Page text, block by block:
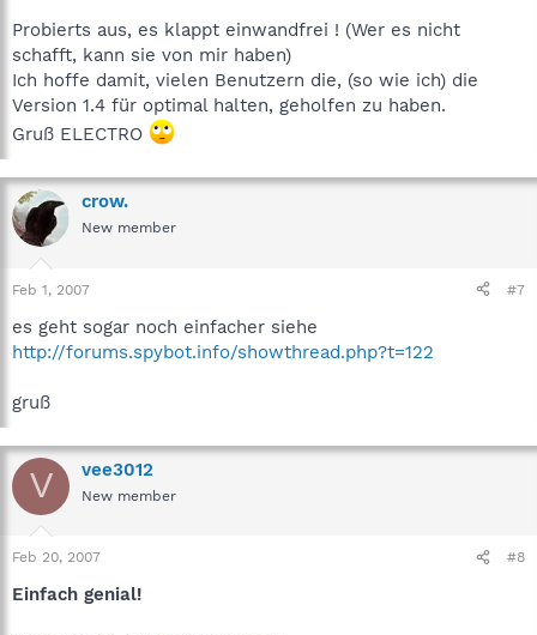
Probierts aus, es klappt einwandfrei ! (Wer es nicht
schafft, kann sie von mir haben)
Ich hoffe damit, vielen Benutzern die, (so wie ich) die
Version 1.4 für optimal halten, geholfen zu haben.
Gruß ELECTRO
crow.
New member
Feb 1, 2007 #7
es geht sogar noch einfacher siehe
http://forums.spybot.info/showthread.php?t=122
gruß
V vee3012
New member
Feb 20, 2007 #8
Einfach genial!